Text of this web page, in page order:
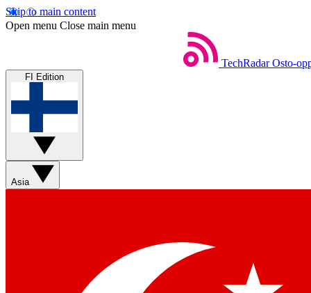
Skip to main content
Open menu Close main menu
TechRadar Osto-
FI Edition
Asia